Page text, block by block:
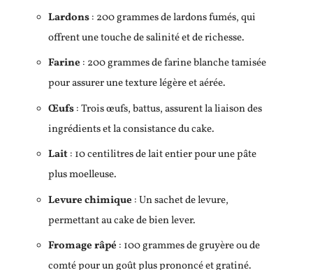
Lardons: 200 grammes de lardons fumés, qui
offrent une touche de salinité et de richesse.
Farine : 200 grammes de farine blanche tamisée
pour assurer une texture légère et aérée.
Œufs: Trois œufs, battus, assurent la liaison des
ingrédients et la consistance du cake.
Lait: 10 centilitres de lait entier pour une pâte
plus moelleuse.
Levure chimique : Un sachet de levure,
permettant au cake de bien lever.
Fromage râpé : 100 grammes de gruyère ou de
comté pour un goût plus prononcé et gratiné.